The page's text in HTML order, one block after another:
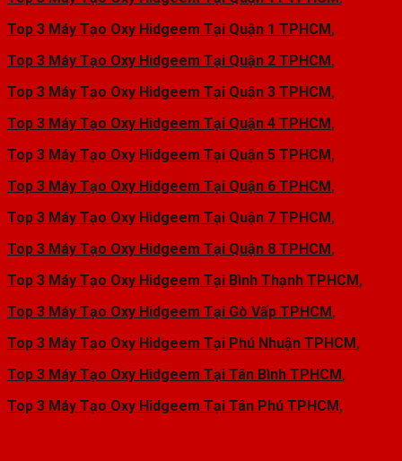
Top 3 Máy Tạo Oxy Hidgeem Tại Quận 1 TPHCM ,
Top 3 Máy Tạo Oxy Hidgeem Tại Quận 2 TPHCM ,
Top 3 Máy Tạo Oxy Hidgeem Tại Quận 3 TPHCM ,
Top 3 Máy Tạo Oxy Hidgeem Tại Quận 4 TPHCM ,
Top 3 Máy Tạo Oxy Hidgeem Tại Quận 5 TPHCM ,
Top 3 Máy Tạo Oxy Hidgeem Tại Quận 6 TPHCM ,
Top 3 Máy Tạo Oxy Hidgeem Tại Quận 7 TPHCM ,
Top 3 Máy Tạo Oxy Hidgeem Tại Quận 8 TPHCM ,
Top 3 Máy Tạo Oxy Hidgeem Tại Bình Thạnh TPHCM ,
Top 3 Máy Tạo Oxy Hidgeem Tại Gò Vấp TPHCM ,
Top 3 Máy Tạo Oxy Hidgeem Tại Phú Nhuận TPHCM ,
Top 3 Máy Tạo Oxy Hidgeem Tại Tân Bình TPHCM ,
Top 3 Máy Tạo Oxy Hidgeem Tại Tân Phú TPHCM ,